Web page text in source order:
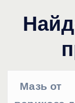
​Мазь от